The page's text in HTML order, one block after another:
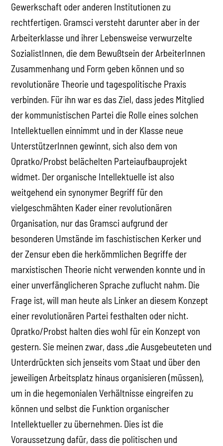
Gewerkschaft oder anderen Institutionen zu
rechtfertigen. Gramsci versteht darunter aber in der
Arbeiterklasse und ihrer Lebensweise verwurzelte
SozialistInnen, die dem Bewußtsein der ArbeiterInnen
Zusammenhang und Form geben können und so
revolutionäre Theorie und tagespolitische Praxis
verbinden. Für ihn war es das Ziel, dass jedes Mitglied
der kommunistischen Partei die Rolle eines solchen
Intellektuellen einnimmt und in der Klasse neue
UnterstützerInnen gewinnt, sich also dem von
Opratko/Probst belächelten Parteiaufbauprojekt
widmet. Der organische Intellektuelle ist also
weitgehend ein synonymer Begriff für den
vielgeschmähten Kader einer revolutionären
Organisation, nur das Gramsci aufgrund der
besonderen Umstände im faschistischen Kerker und
der Zensur eben die herkömmlichen Begriffe der
marxistischen Theorie nicht verwenden konnte und in
einer unverfänglicheren Sprache zuflucht nahm. Die
Frage ist, will man heute als Linker an diesem Konzept
einer revolutionären Partei festhalten oder nicht.
Opratko/Probst halten dies wohl für ein Konzept von
gestern. Sie meinen zwar, dass „die Ausgebeuteten und
Unterdrückten sich jenseits vom Staat und über den
jeweiligen Arbeitsplatz hinaus organisieren (müssen),
um in die hegemonialen Verhältnisse eingreifen zu
können und selbst die Funktion organischer
Intellektueller zu übernehmen. Dies ist die
Voraussetzung dafür, dass die politischen und